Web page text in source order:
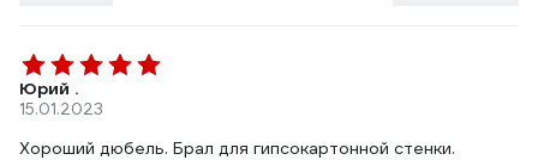
Юрий .
15.01.2023
Хороший дюбель. Брал для гипсокартонной стенки.